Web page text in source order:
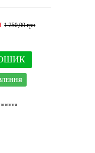
1 250,00 грн